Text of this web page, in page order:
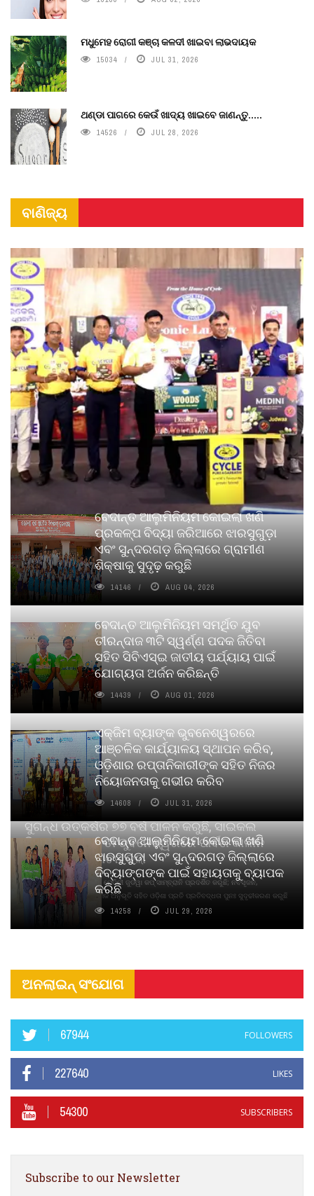
ମଧୁମେହ ରୋଗୀ କଞ୍ଚା କଳଦୀ ଖାଇବା ଲାଭଦାୟକ
15034 JUL 31, 2026
ଥଣ୍ଡା ପାଗରେ କେଉଁ ଖାଦ୍ୟ ଖାଇବେ ଜାଣନ୍ତୁ.....
14526 JUL 28, 2026
ବାଣିଜ୍ୟ
ସୁଗନ୍ଧ ଉତ୍କର୍ଷର ୭୭ ବର୍ଷ ପାଳନ କରୁଛି, ସାଇକଲ
ପିୟୋର୍‌ ଅଗରବତୀ ଭୁବନେଶ୍ୱରରେ ପାର୍ବଣ କାଳୀନ
ନବସୃଜନ ଉନ୍ମୋଚନ କଲା
ବାଉଁଶ ବିହୀନ କଠିନ ଧୂପ ଏବଂ ମେଦିନୀ ଜୁଡୱା କପ୍‌ ସାମ୍ବ୍ରାନି ପ୍ରଦର୍ଶିତ କରୁଛି; ନବସୃଜନ,
ଦୀର୍ଘସ୍ଥାୟିତା ଏବଂ ଆଧ୍ୟାତ୍ମିକ ଅନୁଭୂତି ସହିତ ଓଡ଼ିଶା ପ୍ରତି ପ୍ରତିବଦ୍ଧତା ପୁନଃ ସୁଦୃଢୀକରଣ କରୁଛି
ବେଦାନ୍ତ ଆଲୁମିନିୟମ କୋଇଲା ଖଣି
ପ୍ରକଳ୍ପ ବିଦ୍ୟା ଜରିଆରେ ଝାରସୁଗୁଡ଼ା
ଏବଂ ସୁନ୍ଦରଗଡ଼ ଜିଲ୍ଲାରେ ଗ୍ରାମୀଣ
ଶିକ୍ଷାକୁ ସୁଦୃଢ଼ କରୁଛି
14146 AUG 04, 2026
ବେଦାନ୍ତ ଆଲୁମିନିୟମ ସମର୍ଥିତ ଯୁବ
ତୀରନ୍ଦାଜ ୩ଟି ସ୍ୱର୍ଣ୍ଣ ପଦକ ଜିତିବା
ସହିତ ସିବିଏସ୍ଇ ଜାତୀୟ ପର୍ଯ୍ୟାୟ ପାଇଁ
ଯୋଗ୍ୟତା ଅର୍ଜନ କରିଛନ୍ତି
14439 AUG 01, 2026
ଏକ୍ଜିମ ବ୍ୟାଙ୍କ ଭୁବନେଶ୍ୱରରେ
ଆଞ୍ଚଳିକ କାର୍ଯ୍ୟାଳୟ ସ୍ଥାପନ କରିବ,
ଓଡ଼ିଶାର ରପ୍ତାନିକାରୀଙ୍କ ସହିତ ନିଜର
ନିୟୋଜନତାକୁ ଗଭୀର କରିବ
14608 JUL 31, 2026
ବେଦାନ୍ତ ଆଲୁମିନିୟମ କୋଇଲା ଖଣି
ଝାରସୁଗୁଡା ଏବଂ ସୁନ୍ଦରଗଡ଼ ଜିଲ୍ଲାରେ
ଦିବ୍ୟାଙ୍ଗଙ୍କ ପାଇଁ ସହାୟତାକୁ ବ୍ୟାପକ
କରିଛି
14258 JUL 29, 2026
ଅନଲାଇନ୍ ସଂଯୋଗ
67944 FOLLOWERS
227640 LIKES
54300 SUBSCRIBERS
Subscribe to our Newsletter